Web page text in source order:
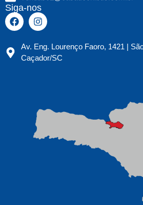
Siga-nos
Av. Eng. Lourenço Faoro, 1421 |
Caçador/SC